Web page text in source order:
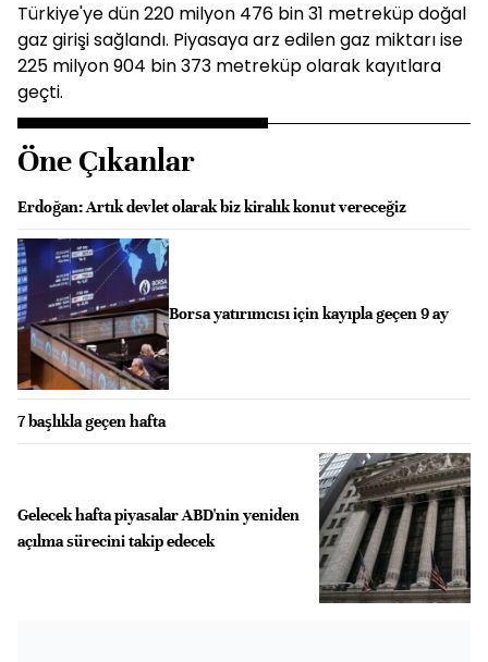
Türkiye'ye dün 220 milyon 476 bin 31 metreküp doğal
gaz girişi sağlandı. Piyasaya arz edilen gaz miktarı ise
225 milyon 904 bin 373 metreküp olarak kayıtlara
geçti.
Öne Çıkanlar
Erdoğan: Artık devlet olarak biz kiralık konut vereceğiz
Borsa yatırımcısı için kayıpla geçen 9 ay
7 başlıkla geçen hafta
Gelecek hafta piyasalar ABD'nin yeniden
açılma sürecini takip edecek